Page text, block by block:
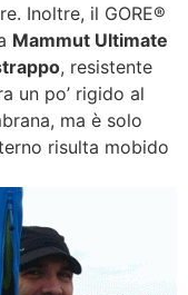
Inoltre, il GORE®
Mammut Ultimate
, resistente
un po’ rigido al
ma è solo
risulta mobido